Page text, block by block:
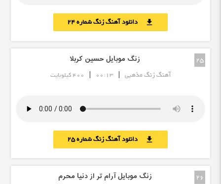
download دانلود آهنگ زنگ شماره 24
25 زنگ موبایل حسین کربلا
آهنگ زنگ مذهبی |
00:13
| 400 کیلوبایت
download دانلود آهنگ زنگ شماره 25
26 زنگ موبایل آرام تر از دنیا محرم